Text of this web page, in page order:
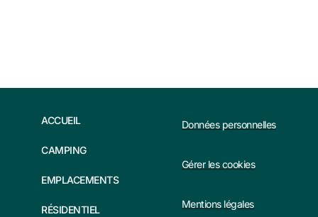
ACCUEIL
CAMPING
EMPLACEMENTS
RÉSIDENTIEL
Données personnelles
Gérer les cookies
Mentions légales